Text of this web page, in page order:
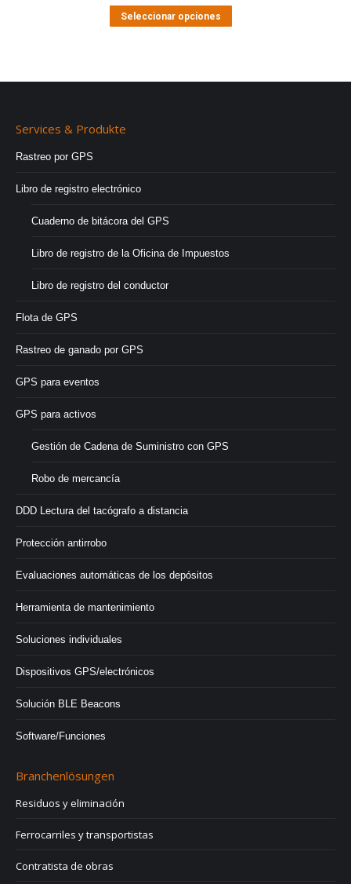
era:
€134,00.
Seleccionar opciones
Services & Produkte
Rastreo por GPS
Libro de registro electrónico
Cuaderno de bitácora del GPS
Libro de registro de la Oficina de Impuestos
Libro de registro del conductor
Flota de GPS
Rastreo de ganado por GPS
GPS para eventos
GPS para activos
Gestión de Cadena de Suministro con GPS
Robo de mercancía
DDD Lectura del tacógrafo a distancia
Protección antirrobo
Evaluaciones automáticas de los depósitos
Herramienta de mantenimiento
Soluciones individuales
Dispositivos GPS/electrónicos
Solución BLE Beacons
Software/Funciones
Branchenlösungen
Residuos y eliminación
Ferrocarriles y transportistas
Contratista de obras